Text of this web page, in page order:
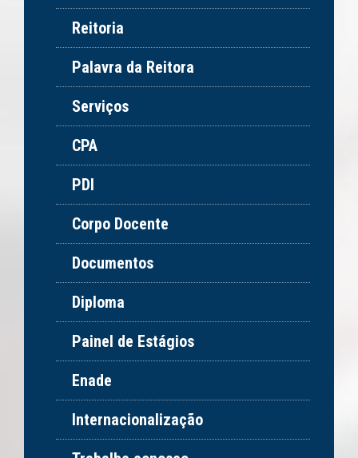
Reitoria
Palavra da Reitora
Serviços
CPA
PDI
Corpo Docente
Documentos
Diploma
Painel de Estágios
Enade
Internacionalização